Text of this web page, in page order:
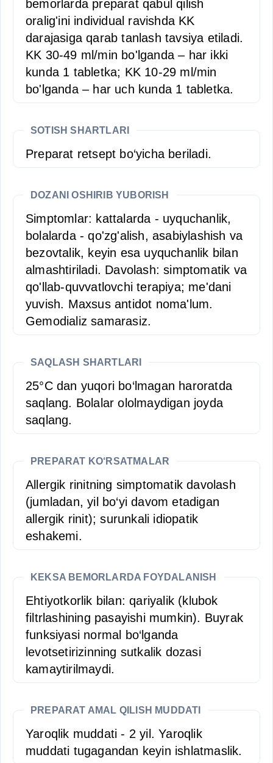
bemorlarda preparat qabul qilish
oralig'ini individual ravishda KK
darajasiga qarab tanlash tavsiya etiladi.
KK 30-49 ml/min bo'lganda – har ikki
kunda 1 tabletka; KK 10-29 ml/min
bo'lganda – har uch kunda 1 tabletka.
SOTISH SHARTLARI
Preparat retsept bo‘yicha beriladi.
DOZANI OSHIRIB YUBORISH
Simptomlar: kattalarda - uyquchanlik,
bolalarda - qo'zg'alish, asabiylashish va
bezovtalik, keyin esa uyquchanlik bilan
almashtiriladi. Davolash: simptomatik va
qo'llab-quvvatlovchi terapiya; me'dani
yuvish. Maxsus antidot noma'lum.
Gemodializ samarasiz.
SAQLASH SHARTLARI
25°C dan yuqori bo‘lmagan haroratda
saqlang. Bolalar ololmaydigan joyda
saqlang.
PREPARAT KO‘RSATMALAR
Allergik rinitning simptomatik davolash
(jumladan, yil bo‘yi davom etadigan
allergik rinit); surunkali idiopatik
eshakemi.
KEKSA BEMORLARDA FOYDALANISH
Ehtiyotkorlik bilan: qariyalik (klubok
filtrlashining pasayishi mumkin). Buyrak
funksiyasi normal bo‘lganda
levotsetirizinning sutkalik dozasi
kamaytirilmaydi.
PREPARAT AMAL QILISH MUDDATI
Yaroqlik muddati - 2 yil. Yaroqlik
muddati tugagandan keyin ishlatmaslik.